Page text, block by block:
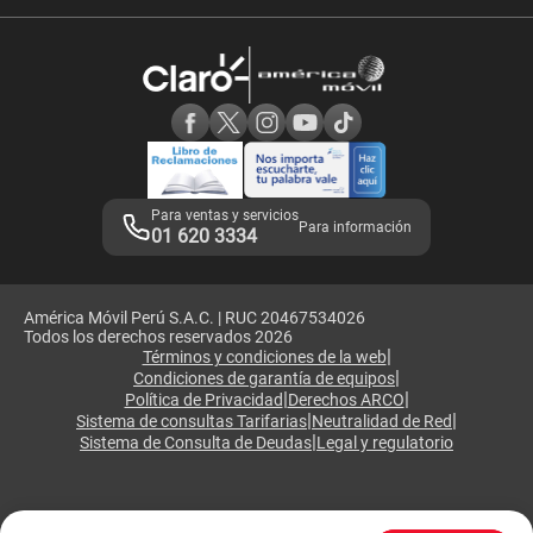
Consulta de IMEI
Consulta de reclamos
Adquirientes iPhone 6, 6S y SE
Mensaje de Seguridad
Términos y Condiciones de Tienda Claro
Libro de Reclamaciones
Legales de marketplace
Para ventas y servicios
01 620 3334 Para información
América Móvil Perú S.A.C. | RUC 20467534026
Todos los derechos reservados 2026
Términos y condiciones de la web|
Condiciones de garantía de equipos
Política de Privacidad Derechos ARCO
Sistema de consultas Tarifarias Neutralidad de Red
Sistema de Consulta de Deudas Legal y regulatorio